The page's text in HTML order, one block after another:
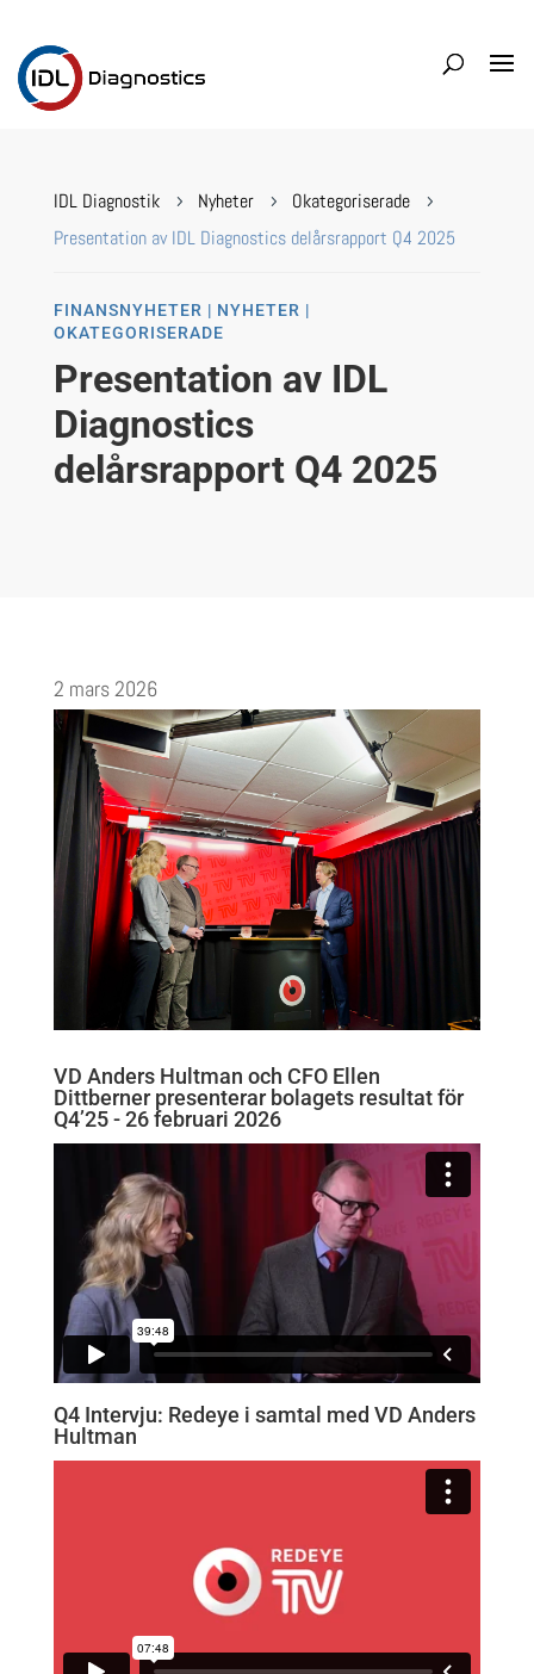
IDL Diagnostik 5 Nyheter 5 Okategoriserade 5
Presentation av IDL Diagnostics delårsrapport Q4 2025
FINANSNYHETER | NYHETER |
OKATEGORISERADE
Presentation av IDL
Diagnostics
delårsrapport Q4 2025
2 mars 2026
VD Anders Hultman och CFO Ellen
Dittberner presenterar bolagets resultat för
Q4’25 - 26 februari 2026
Q4 Intervju: Redeye i samtal med VD Anders
Hultman